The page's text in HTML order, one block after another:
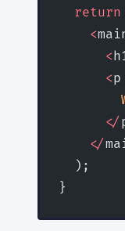
  return
    <
      <
      <
p
      </
    </
  );
}